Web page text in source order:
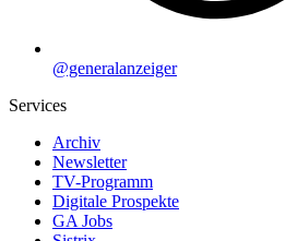
@generalanzeiger
Services
Archiv
Newsletter
TV-Programm
Digitale Prospekte
GA Jobs